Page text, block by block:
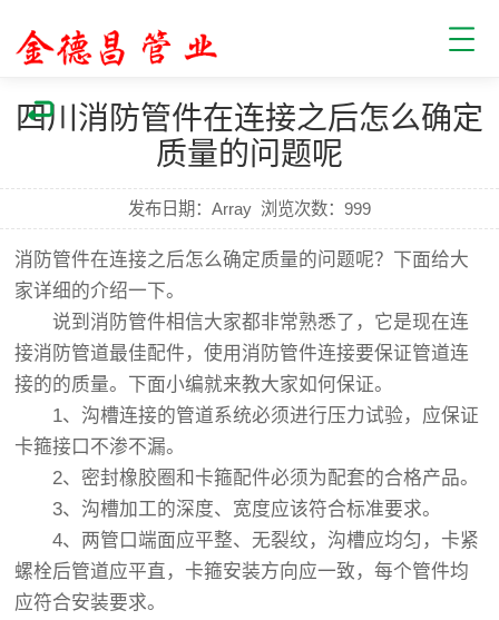
四川消防管件在连接之后怎么确定
质量的问题呢
发布日期：Array 浏览次数：999
消防管件在连接之后怎么确定质量的问题呢？下面给大
家详细的介绍一下。
说到消防管件相信大家都非常熟悉了，它是现在连
接消防管道最佳配件，使用消防管件连接要保证管道连
接的的质量。下面小编就来教大家如何保证。
1、沟槽连接的管道系统必须进行压力试验，应保证
卡箍接口不渗不漏。
2、密封橡胶圈和卡箍配件必须为配套的合格产品。
3、沟槽加工的深度、宽度应该符合标准要求。
4、两管口端面应平整、无裂纹，沟槽应均匀，卡紧
螺栓后管道应平直，卡箍安装方向应一致，每个管件均
应符合安装要求。